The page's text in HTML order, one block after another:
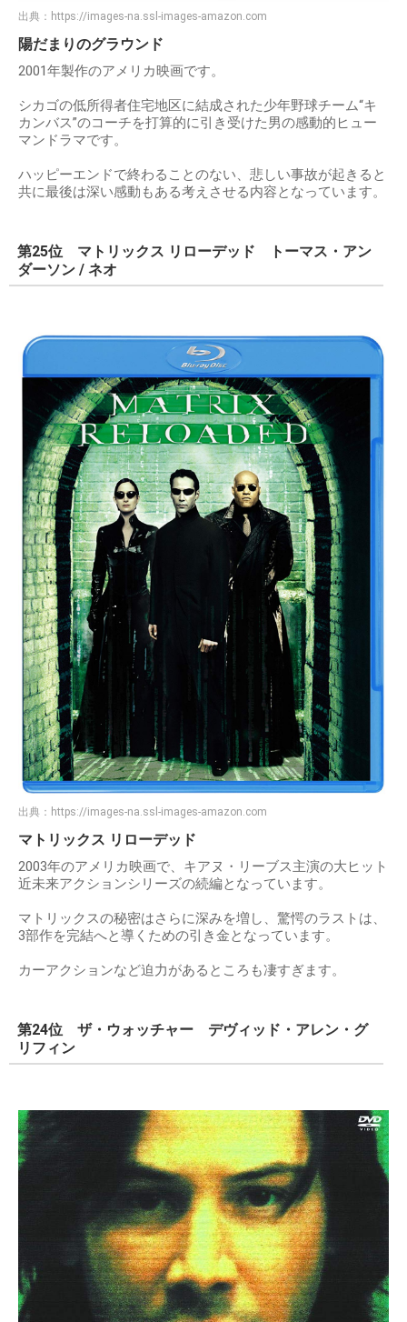
出典： https://images-na.ssl-images-amazon.com
陽だまりのグラウンド
2001年製作のアメリカ映画です。
シカゴの低所得者住宅地区に結成された少年野球チーム“キ
カンバス”のコーチを打算的に引き受けた男の感動的ヒュー
マンドラマです。
ハッピーエンドで終わることのない、悲しい事故が起きると
共に最後は深い感動もある考えさせる内容となっています。
第25位 マトリックス リローデッド トーマス・アン
ダーソン / ネオ
出典： https://images-na.ssl-images-amazon.com
マトリックス リローデッド
2003年のアメリカ映画で、キアヌ・リーブス主演の大ヒット
近未来アクションシリーズの続編となっています。
マトリックスの秘密はさらに深みを増し、驚愕のラストは、
3部作を完結へと導くための引き金となっています。
カーアクションなど迫力があるところも凄すぎます。
第24位 ザ・ウォッチャー デヴィッド・アレン・グ
リフィン